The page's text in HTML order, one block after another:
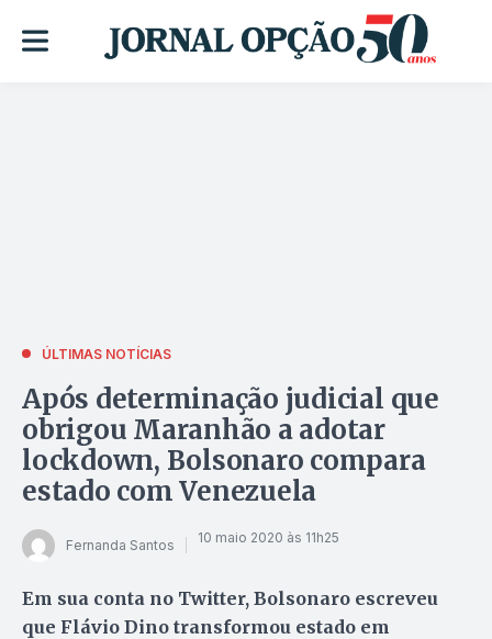
ÚLTIMAS NOTÍCIAS
Após determinação judicial que
obrigou Maranhão a adotar
lockdown, Bolsonaro compara
estado com Venezuela
Fernanda Santos 10 maio 2020 às 11h25
Em sua conta no Twitter, Bolsonaro escreveu
que Flávio Dino transformou estado em